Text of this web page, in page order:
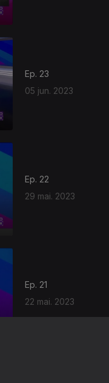
Ep. 23
05 jun. 2023
Ep. 22
29 mai. 2023
Ep. 21
22 mai. 2023